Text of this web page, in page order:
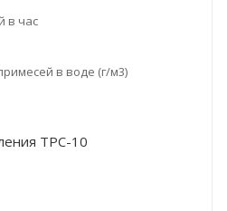
в час
в воде (г/м3)
ТРС-10